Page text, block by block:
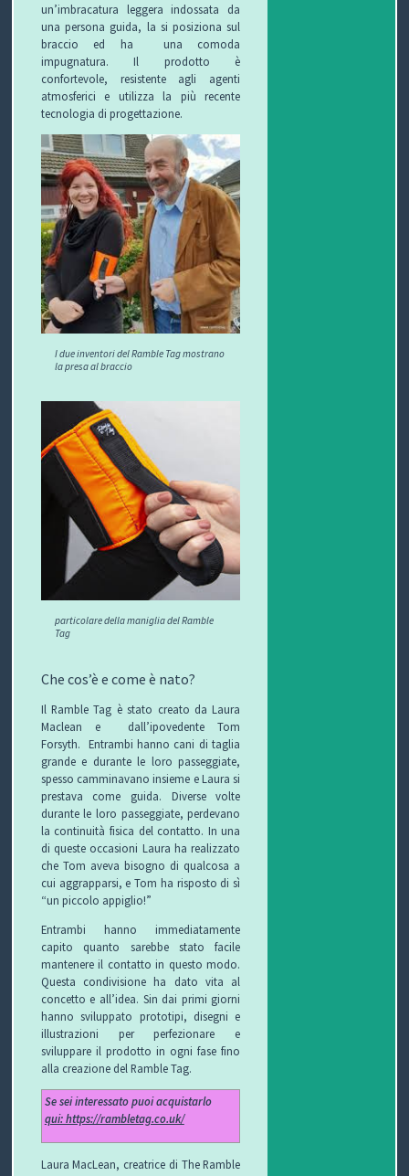
un’imbracatura leggera indossata da
una persona guida, la si posiziona sul
braccio ed ha una comoda
impugnatura. Il prodotto è
confortevole, resistente agli agenti
atmosferici e utilizza la più recente
tecnologia di progettazione.
I due inventori del Ramble Tag mostrano
la presa al braccio
particolare della maniglia del Ramble
Tag
Che cos’è e come è nato?
Il Ramble Tag è stato creato da Laura
Maclean e
dall’ipovedente Tom
Forsyth.
Entrambi hanno cani di taglia
grande e durante le loro passeggiate,
spesso camminavano insieme e Laura si
prestava come guida. Diverse volte
durante le loro passeggiate, perdevano
la continuità fisica del contatto. In una
di queste occasioni Laura ha realizzato
che Tom aveva bisogno di qualcosa a
cui aggrapparsi, e Tom ha risposto di sì
“un piccolo appiglio!”
Entrambi hanno immediatamente
capito quanto sarebbe stato facile
mantenere il contatto in questo modo.
Questa condivisione ha dato vita al
concetto e all’idea. Sin dai primi giorni
hanno sviluppato prototipi, disegni e
illustrazioni per perfezionare e
sviluppare il prodotto in ogni fase fino
alla creazione del Ramble Tag.
Se sei interessato puoi acquistarlo
qui: https://rambletag.co.uk/
Laura MacLean, creatrice di The Ramble